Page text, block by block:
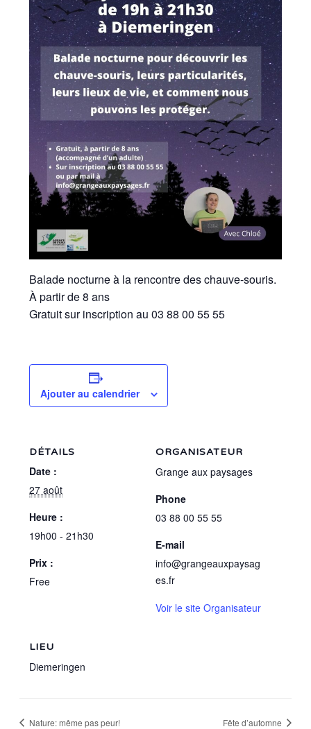
Balade nocturne à la rencontre des chauve-souris.
À partir de 8 ans
Gratuit sur inscription au 03 88 00 55 55
Ajouter au calendrier
DÉTAILS
Date :
27 août
Heure :
19h00 - 21h30
Prix :
Free
ORGANISATEUR
Grange aux paysages
Phone
03 88 00 55 55
E-mail
info@grangeauxpaysag
es.fr
Voir le site Organisateur
LIEU
Diemeringen
Nature: même pas peur! Fête d’automne